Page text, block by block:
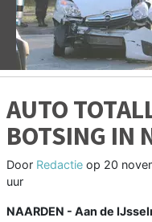
Vorige
AUTO
BOTSING IN
Door Redactie op 20
uur
NAARDEN - Aan de